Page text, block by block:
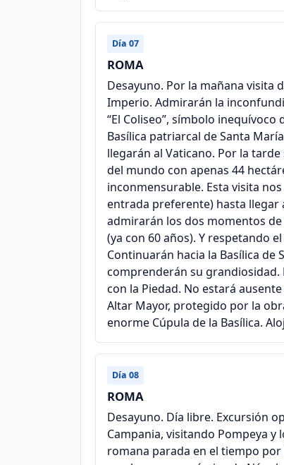
Día 07
ROMA
Desayuno. Por la mañana visita
Imperio. Admirarán la
“El Coliseo”, símbolo
Basílica patriarcal de Santa
llegarán al Vaticano. Por la
del mundo con apenas 44
inconmensurable. Esta visita
entrada preferente) hasta llegar
admirarán los dos momentos de
(ya con 60 años). Y respetando
Continuarán hacia la Basílica
comprenderán su grandiosidad.
con la Piedad. No estará
Altar Mayor, protegido por la
enorme Cúpula de la Basílica.
Día 08
ROMA
Desayuno. Día libre. Excursión
Campania, visitando Pompeya
romana parada en el tiempo por